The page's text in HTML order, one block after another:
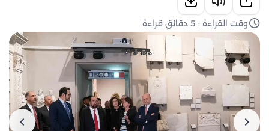
وقت القراءة : 5 دقائق قراءة